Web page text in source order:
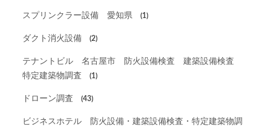
スプリンクラー設備 愛知県 (1)
ダクト消火設備 (2)
テナントビル 名古屋市 防火設備検査 建築設備検査
特定建築物調査
(1)
ドローン調査 (43)
ビジネスホテル 防火設備・建築設備検査・特定建築物調